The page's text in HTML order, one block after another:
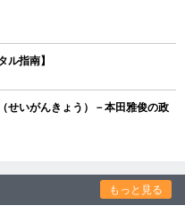
指南】
いがんきょう）－本田雅俊の政
もっと見る